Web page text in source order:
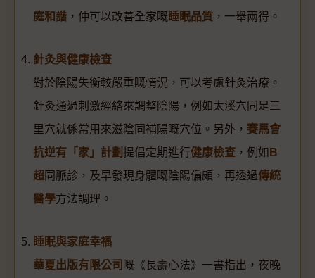
庭和諧 ，仲可以改善全家嘅 睡眠品質 ，一舉兩得。
針灸與健康檢查
對於陰陽失衡較嚴重嘅情況，可以考慮針灸治療。
針灸通過刺激經絡來調整陰陽，例如太溪穴同足三
里穴就係常用來滋陰同補陽嘅穴位。另外， 賽馬會
抗逆有「家」計劃 提倡定期進行健康檢查 ，例如 B
超 同脈診，及早發現身體嘅陰陽偏頗，再透過傳統
醫學方法調理。
睡眠與家庭幸福
華夏出版有限公司 嘅《長壽心法》一書指出，夜晚